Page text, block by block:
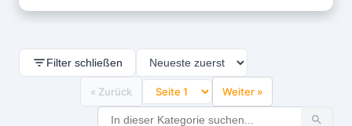
Filter schließen
« Zurück Weiter »